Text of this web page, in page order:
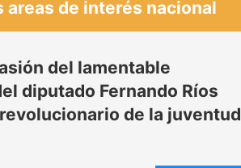
areas de interés nacional
del lamentable
diputado Fernando Ríos
de la juventud